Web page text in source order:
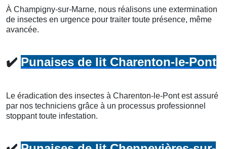
À Champigny-sur-Marne, nous réalisons une extermination
de insectes en urgence pour traiter toute présence, même
avancée.
✔️ Punaises de lit Charenton-le-Pont
Le éradication des insectes à Charenton-le-Pont est assuré
par nos techniciens grâce à un processus professionnel
stoppant toute infestation.